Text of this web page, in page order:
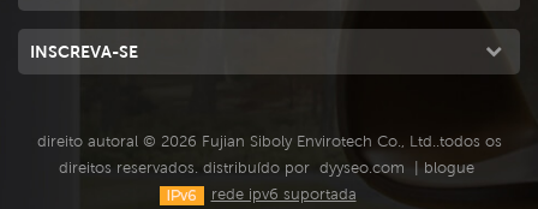
INSCREVA-SE
direito autoral © 2026 Fujian Siboly Envirotech Co., Ltd..todos os
direitos reservados. distribuído por dyyseo.com
blogue
rede ipv6 suportada